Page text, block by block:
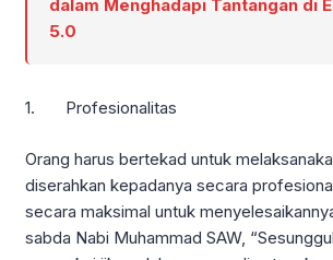
dalam Menghadapi Tantangan di
5.0
1. Profesionalitas
Orang harus bertekad untuk
diserahkan kepadanya secara
secara maksimal untuk
sabda Nabi Muhammad SAW,